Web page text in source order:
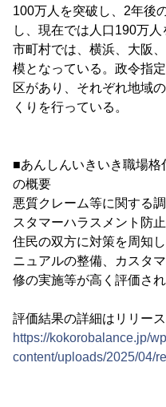
100万人を突破し、2年後
し、現在では人口190万人
市町村では、横浜、大阪
模となっている。政令指
区があり、それぞれ地域
くりを行っている。
■あんしんいきいき職場
の概要
悪質クレーム等に関する
スタマーハラスメント防
住民の双方に対策を周知
ニュアルの整備、カスタ
修の実施等が高く評価され
評価結果の詳細はリリー
https://kokorobalance.jp/
content/uploads/2025/04/